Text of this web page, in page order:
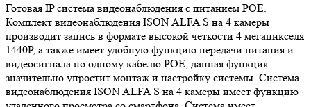
Готовая IP система видеонаблюдения с питанием POE.
Комплект видеонаблюдения ISON ALFA S на 4 камеры
производит запись в формате высокой четкости 4 мегапикселя
1440P, а также имеет удобную функцию передачи питания и
видеосигнала по одному кабелю POE, данная функция
значительно упростит монтаж и настройку системы. Система
видеонаблюдения ISON ALFA S на 4 камеры имеет функцию